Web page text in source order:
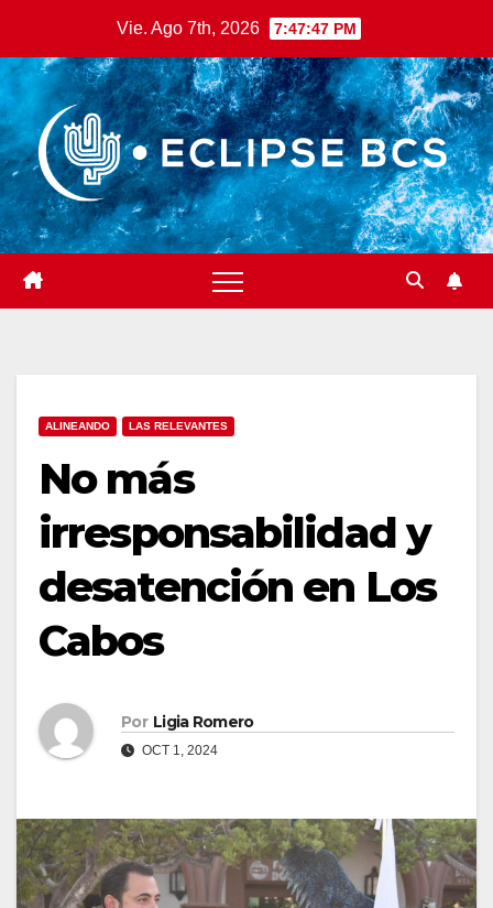
contenido
Vie. Ago 7th, 2026 7:47:47 PM
ALINEANDO LAS RELEVANTES
No más
irresponsabilidad y
desatención en Los
Cabos
Por Ligia Romero
OCT 1, 2024